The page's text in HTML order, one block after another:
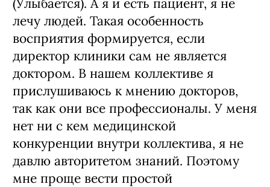
пациента, так шутят наши доктора.
(Улыбается). А я и есть пациент, я не
лечу людей. Такая особенность
восприятия формируется, если
директор клиники сам не является
доктором. В нашем коллективе я
прислушиваюсь к мнению докторов,
так как они все профессионалы. У меня
нет ни с кем медицинской
конкуренции внутри коллектива, я не